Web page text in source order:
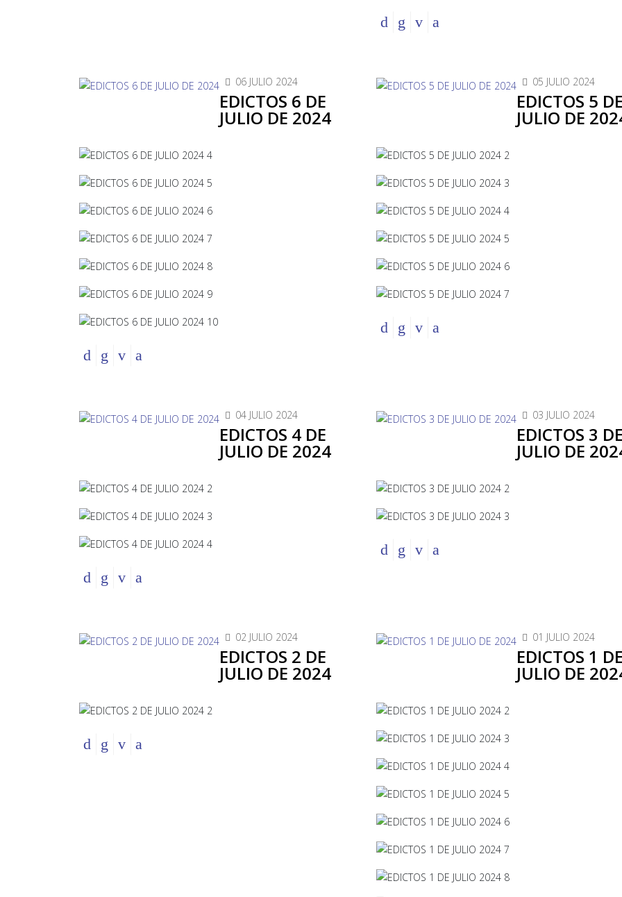
06 JULIO 2024
EDICTOS 6 DE
JULIO DE 2024
05 JULIO 2024
EDICTOS 5
JULIO DE
04 JULIO 2024
EDICTOS 4 DE
JULIO DE 2024
03 JULIO 2024
EDICTOS 3
JULIO DE
02 JULIO 2024
EDICTOS 2 DE
JULIO DE 2024
01 JULIO 2024
EDICTOS 1
JULIO DE